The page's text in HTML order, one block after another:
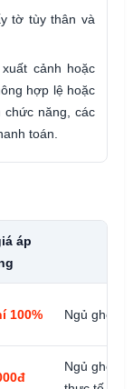
tờ tùy thân và
cảnh hoặc
hợp lệ hoặc
chức năng, các
toán.
áp
100% Ngủ ghép
Ngủ ghép